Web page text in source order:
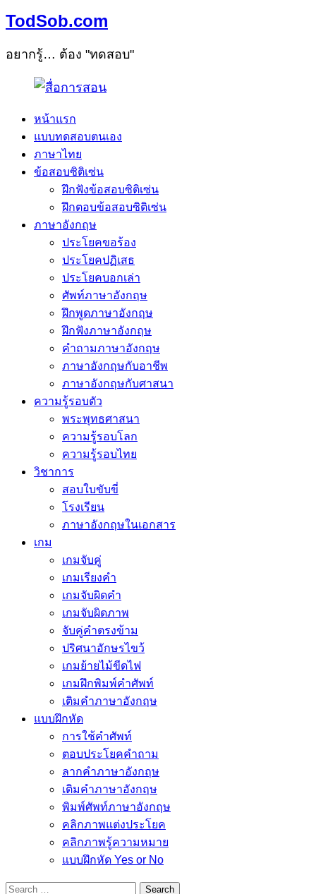
TodSob.com
อยากรู้… ต้อง "ทดสอบ"
หน้าแรก
แบบทดสอบตนเอง
ภาษาไทย
ข้อสอบซิติเซ่น
ฝึกฟังข้อสอบซิติเซ่น
ฝึกตอบข้อสอบซิติเซ่น
ภาษาอังกฤษ
ประโยคขอร้อง
ประโยคปฏิเสธ
ประโยคบอกเล่า
ศัพท์ภาษาอังกฤษ
ฝึกพูดภาษาอังกฤษ
ฝึกฟังภาษาอังกฤษ
คำถามภาษาอังกฤษ
ภาษาอังกฤษกับอาชีพ
ภาษาอังกฤษกับศาสนา
ความรู้รอบตัว
พระพุทธศาสนา
ความรู้รอบโลก
ความรู้รอบไทย
วิชาการ
สอบใบขับขี่
โรงเรียน
ภาษาอังกฤษในเอกสาร
เกม
เกมจับคู่
เกมเรียงคำ
เกมจับผิดคำ
เกมจับผิดภาพ
จับคู่คำตรงข้าม
ปริศนาอักษรไขว้
เกมย้ายไม้ขีดไฟ
เกมฝึกพิมพ์คำศัพท์
เติมคำภาษาอังกฤษ
แบบฝึกหัด
การใช้คำศัพท์
ตอบประโยคคำถาม
ลากคำภาษาอังกฤษ
เติมคำภาษาอังกฤษ
พิมพ์ศัพท์ภาษาอังกฤษ
คลิกภาพแต่งประโยค
คลิกภาพรู้ความหมาย
แบบฝึกหัด Yes or No
Search